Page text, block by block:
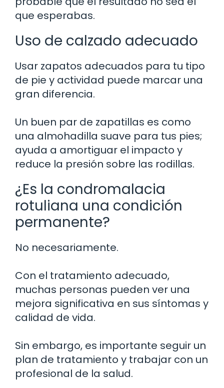
que esperabas.
Uso de calzado adecuado
Usar zapatos adecuados para tu tipo
de pie y actividad puede marcar una
gran diferencia.
Un buen par de zapatillas es como
una almohadilla suave para tus pies;
ayuda a amortiguar el impacto y
reduce la presión sobre las rodillas.
¿Es la condromalacia
rotuliana una condición
permanente?
No necesariamente.
Con el tratamiento adecuado,
muchas personas pueden ver una
mejora significativa en sus síntomas y
calidad de vida.
Sin embargo, es importante seguir un
plan de tratamiento y trabajar con un
profesional de la salud.